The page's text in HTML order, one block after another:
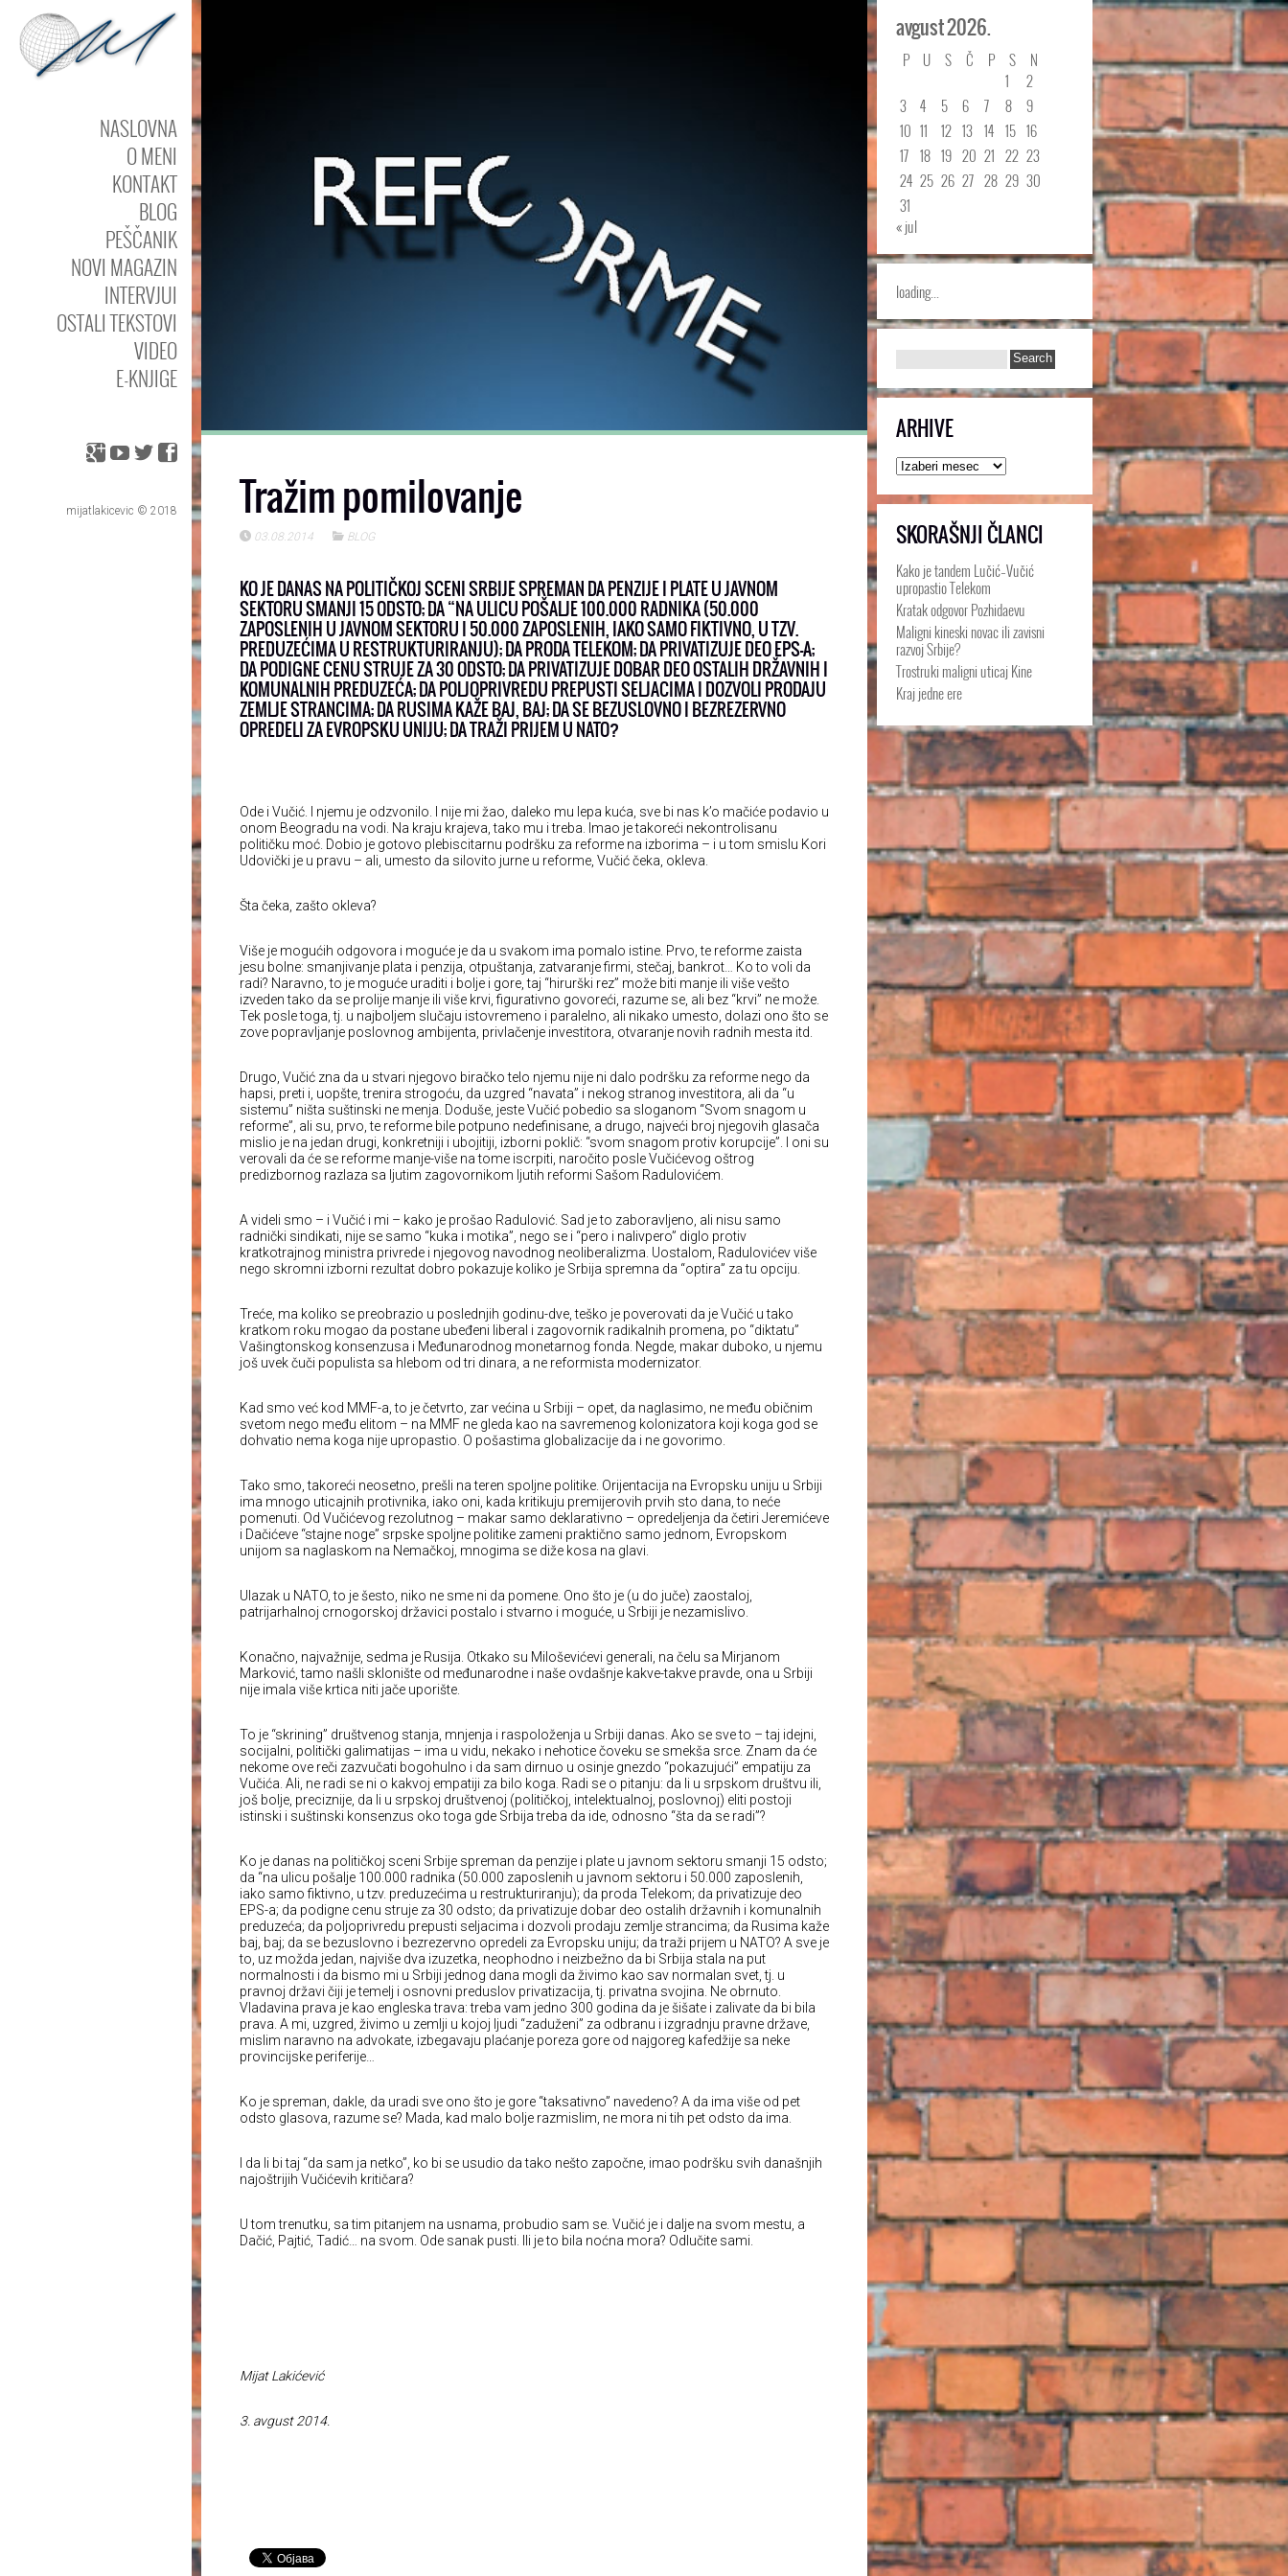
NASLOVNA
O MENI
KONTAKT
BLOG
PEŠČANIK
NOVI MAGAZIN
INTERVJUI
OSTALI TEKSTOVI
VIDEO
E-KNJIGE
mijatlakicevic © 2018 Tražim pomilovanje
03.08.2014 BLOG
KO JE DANAS NA POLITIČKOJ SCENI SRBIJE SPREMAN DA PENZIJE I PLATE U JAVNOM
SEKTORU SMANJI 15 ODSTO; DA “NA ULICU POŠALJE 100.000 RADNIKA (50.000
ZAPOSLENIH U JAVNOM SEKTORU I 50.000 ZAPOSLENIH, IAKO SAMO FIKTIVNO, U TZV.
PREDUZEĆIMA U RESTRUKTURIRANJU); DA PRODA TELEKOM; DA PRIVATIZUJE DEO EPS-A;
DA PODIGNE CENU STRUJE ZA 30 ODSTO; DA PRIVATIZUJE DOBAR DEO OSTALIH DRŽAVNIH I
KOMUNALNIH PREDUZEĆA; DA POLJOPRIVREDU PREPUSTI SELJACIMA I DOZVOLI PRODAJU
ZEMLJE STRANCIMA; DA RUSIMA KAŽE BAJ, BAJ; DA SE BEZUSLOVNO I BEZREZERVNO
OPREDELI ZA EVROPSKU UNIJU; DA TRAŽI PRIJEM U NATO?
Ode i Vučić. I njemu je odzvonilo. I nije mi žao, daleko mu lepa kuća, sve bi nas k’o mačiće podavio u
onom Beogradu na vodi. Na kraju krajeva, tako mu i treba. Imao je takoreći nekontrolisanu
političku moć. Dobio je gotovo plebiscitarnu podršku za reforme na izborima – i u tom smislu Kori
Udovički je u pravu – ali, umesto da silovito jurne u reforme, Vučić čeka, okleva.
Šta čeka, zašto okleva?
Više je mogućih odgovora i moguće je da u svakom ima pomalo istine. Prvo, te reforme zaista
jesu bolne: smanjivanje plata i penzija, otpuštanja, zatvaranje firmi, stečaj, bankrot… Ko to voli da
radi? Naravno, to je moguće uraditi i bolje i gore, taj “hirurški rez” može biti manje ili više vešto
izveden tako da se prolije manje ili više krvi, figurativno govoreći, razume se, ali bez “krvi” ne može.
Tek posle toga, tj. u najboljem slučaju istovremeno i paralelno, ali nikako umesto, dolazi ono što se
zove popravljanje poslovnog ambijenta, privlačenje investitora, otvaranje novih radnih mesta itd.
Drugo, Vučić zna da u stvari njegovo biračko telo njemu nije ni dalo podršku za reforme nego da
hapsi, preti i, uopšte, trenira strogoću, da uzgred “navata” i nekog stranog investitora, ali da “u
sistemu” ništa suštinski ne menja. Doduše, jeste Vučić pobedio sa sloganom “Svom snagom u
reforme”, ali su, prvo, te reforme bile potpuno nedefinisane, a drugo, najveći broj njegovih glasača
mislio je na jedan drugi, konkretniji i ubojitiji, izborni poklič: “svom snagom protiv korupcije”. I oni su
verovali da će se reforme manje-više na tome iscrpiti, naročito posle Vučićevog oštrog
predizbornog razlaza sa ljutim zagovornikom ljutih reformi Sašom Radulovićem.
A videli smo – i Vučić i mi – kako je prošao Radulović. Sad je to zaboravljeno, ali nisu samo
radnički sindikati, nije se samo “kuka i motika”, nego se i “pero i nalivpero” diglo protiv
kratkotrajnog ministra privrede i njegovog navodnog neoliberalizma. Uostalom, Radulovićev više
nego skromni izborni rezultat dobro pokazuje koliko je Srbija spremna da “optira” za tu opciju.
Treće, ma koliko se preobrazio u poslednjih godinu-dve, teško je poverovati da je Vučić u tako
kratkom roku mogao da postane ubeđeni liberal i zagovornik radikalnih promena, po “diktatu”
Vašingtonskog konsenzusa i Međunarodnog monetarnog fonda. Negde, makar duboko, u njemu
još uvek čuči populista sa hlebom od tri dinara, a ne reformista modernizator.
Kad smo već kod MMF-a, to je četvrto, zar većina u Srbiji – opet, da naglasimo, ne među običnim
svetom nego među elitom – na MMF ne gleda kao na savremenog kolonizatora koji koga god se
dohvatio nema koga nije upropastio. O pošastima globalizacije da i ne govorimo.
Tako smo, takoreći neosetno, prešli na teren spoljne politike. Orijentacija na Evropsku uniju u Srbiji
ima mnogo uticajnih protivnika, iako oni, kada kritikuju premijerovih prvih sto dana, to neće
pomenuti. Od Vučićevog rezolutnog – makar samo deklarativno – opredeljenja da četiri Jeremićeve
i Dačićeve “stajne noge” srpske spoljne politike zameni praktično samo jednom, Evropskom
unijom sa naglaskom na Nemačkoj, mnogima se diže kosa na glavi.
Ulazak u NATO, to je šesto, niko ne sme ni da pomene. Ono što je (u do juče) zaostaloj,
patrijarhalnoj crnogorskoj državici postalo i stvarno i moguće, u Srbiji je nezamislivo.
Konačno, najvažnije, sedma je Rusija. Otkako su Miloševićevi generali, na čelu sa Mirjanom
Marković, tamo našli sklonište od međunarodne i naše ovdašnje kakve-takve pravde, ona u Srbiji
nije imala više krtica niti jače uporište.
To je “skrining” društvenog stanja, mnjenja i raspoloženja u Srbiji danas. Ako se sve to – taj idejni,
socijalni, politički galimatijas – ima u vidu, nekako i nehotice čoveku se smekša srce. Znam da će
nekome ove reči zazvučati bogohulno i da sam dirnuo u osinje gnezdo “pokazujući” empatiju za
Vučića. Ali, ne radi se ni o kakvoj empatiji za bilo koga. Radi se o pitanju: da li u srpskom društvu ili,
još bolje, preciznije, da li u srpskoj društvenoj (političkoj, intelektualnoj, poslovnoj) eliti postoji
istinski i suštinski konsenzus oko toga gde Srbija treba da ide, odnosno “šta da se radi”?
Ko je danas na političkoj sceni Srbije spreman da penzije i plate u javnom sektoru smanji 15 odsto;
da “na ulicu pošalje 100.000 radnika (50.000 zaposlenih u javnom sektoru i 50.000 zaposlenih,
iako samo fiktivno, u tzv. preduzećima u restrukturiranju); da proda Telekom; da privatizuje deo
EPS-a; da podigne cenu struje za 30 odsto; da privatizuje dobar deo ostalih državnih i komunalnih
preduzeća; da poljoprivredu prepusti seljacima i dozvoli prodaju zemlje strancima; da Rusima kaže
baj, baj; da se bezuslovno i bezrezervno opredeli za Evropsku uniju; da traži prijem u NATO? A sve je
to, uz možda jedan, najviše dva izuzetka, neophodno i neizbežno da bi Srbija stala na put
normalnosti i da bismo mi u Srbiji jednog dana mogli da živimo kao sav normalan svet, tj. u
pravnoj državi čiji je temelj i osnovni preduslov privatizacija, tj. privatna svojina. Ne obrnuto.
Vladavina prava je kao engleska trava: treba vam jedno 300 godina da je šišate i zalivate da bi bila
prava. A mi, uzgred, živimo u zemlji u kojoj ljudi “zaduženi” za odbranu i izgradnju pravne države,
mislim naravno na advokate, izbegavaju plaćanje poreza gore od najgoreg kafedžije sa neke
provincijske periferije…
Ko je spreman, dakle, da uradi sve ono što je gore “taksativno” navedeno? A da ima više od pet
odsto glasova, razume se? Mada, kad malo bolje razmislim, ne mora ni tih pet odsto da ima.
I da li bi taj “da sam ja netko”, ko bi se usudio da tako nešto započne, imao podršku svih današnjih
najoštrijih Vučićevih kritičara?
U tom trenutku, sa tim pitanjem na usnama, probudio sam se. Vučić je i dalje na svom mestu, a
Dačić, Pajtić, Tadić… na svom. Ode sanak pusti. Ili je to bila noćna mora? Odlučite sami.
Mijat Lakićević
3. avgust 2014.
avgust 2026.
P U S Č P S
N
1
2
3
4 5 6 7 8
9
10 11 12 13 14 15 16
17 18 19 20 21 22 23
24 25 26 27 28 29 30
31
« jul
loading...
ARHIVE
Arhive
SKORAŠNJI ČLANCI
Kako je tandem Lučić–Vučić
upropastio Telekom
Kratak odgovor Pozhidaevu
Maligni kineski novac ili zavisni
razvoj Srbije?
Trostruki maligni uticaj Kine
Kraj jedne ere